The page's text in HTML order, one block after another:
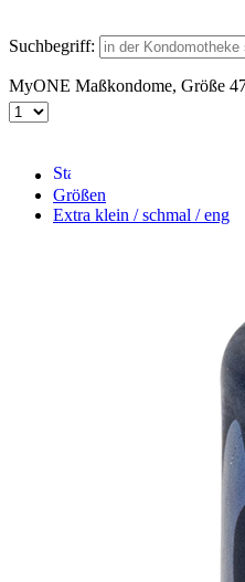
Suchbegriff:
MyONE Maßkondome, Größe
Größen
Extra klein / schmal / eng